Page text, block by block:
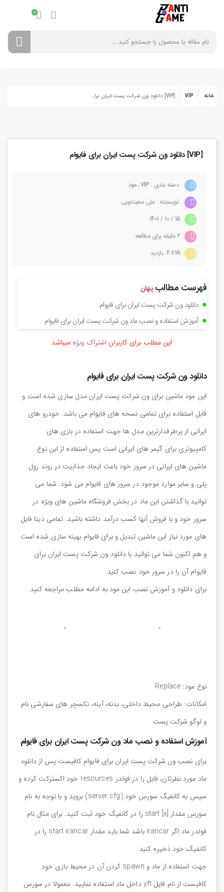
0
خانه VIP [VIP] دانلود ون شرکت پست ایران برای فایوام
[VIP] دانلود ون شرکت پست ایران برای فایوام
دسته بندی : VIP
,مود
نویسنده : علی سعیدلویی
4.77k بازدید
فهرست مطالب پنهان
دانلود ون شرکت پست ایران برای فایوام
آموزش استفاده و نصب ماد ون شرکت پست ایران برای فایوام
این مطلب برای کاربران اشتراک ویژه میباشد
دانلود ون شرکت پست ایران برای فایوام
این مود ماشین برای ون شرکت پست ایران مدل سازی شده است و
قابل استفاده برای تمامی نسخه های فایوام می باشد. خودرو های
ایرانی از پرطرفدارترین مدل ها جهت استفاده در بازی های
کامپیوتری برای گیمر های ایرانی است پس استفاده از این نوع
ماشین های ایرانی در سرور خود باعث ایجاد جذابیت در روند رول
پلی و سایر موارد موجود در سرور های فایوام می شود. شما می
توانید با گذاشتن این ماد در بخش فروشگاه ماشین های ویژه در
سرور خود و با فروش آنها کسب درآمد داشته باشید. تمامی دیتا فایل
های مورد نیاز این ماشین تبدیل و برای فایوام بهینه سازی شده است
و هم اکنون شما می توانید با دانلود ون شرکت پست ایران برای
فایوام آن را در سرور خود نصب کنید.
برای دانلود و آموزش نصب این مود به ادامه مطلب مراجعه کنید.
نوع مود: Replace
امکانات: طراحی محیط داخلی، بدنه، آینه، تکسچر های سفارشی نام
و لوگو شرکت پست
آموزش استفاده و نصب ماد ون شرکت پست ایران برای فایوام
برای نصب ون شرکت پست ایران برای فایوام کافیست پس از دانلود
ماد مورد نظرتان، فایل را در فولدر resources خود اکسترکت کرده و
سپس به کانفیگ سورس خود (server.cfg) بروید و با توجه به نام
سورس مقدار start [x] را در کانفیگ خود ثبت کنید. برای مثال نام
فولدر ماد اگر irancar باشد شما باید مقدار start irancar را در
کانفیگ خود ذخیره کنید.
جهت استفاده از ماد و spawn کردن آن در محیط بازی خود
کافیست از نام فایل yft داخل ماد استفاده نمایید. معمولا در سورس